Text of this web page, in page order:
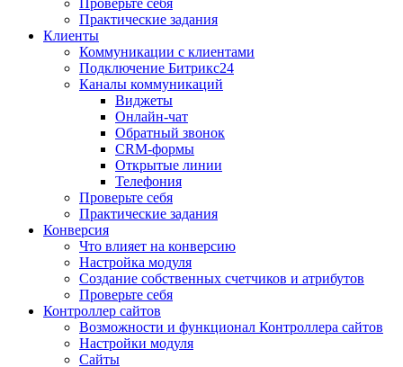
Проверьте себя
Практические задания
Клиенты
Коммуникации с клиентами
Подключение Битрикс24
Каналы коммуникаций
Виджеты
Онлайн-чат
Обратный звонок
CRM-формы
Открытые линии
Телефония
Проверьте себя
Практические задания
Конверсия
Что влияет на конверсию
Настройка модуля
Создание собственных счетчиков и атрибутов
Проверьте себя
Контроллер сайтов
Возможности и функционал Контроллера сайтов
Настройки модуля
Сайты